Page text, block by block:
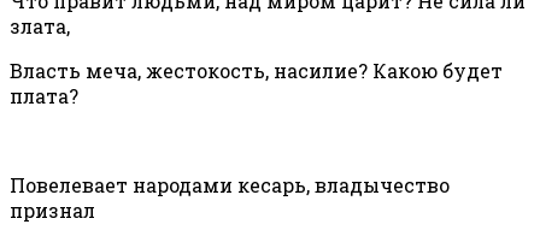
злата,
Власть меча, жестокость, насилие? Какою будет
плата?
Повелевает народами кесарь, владычество
признал